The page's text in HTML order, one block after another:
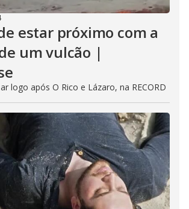
estar próximo com a
um vulcão |
logo após O Rico e Lázaro, na RECORD